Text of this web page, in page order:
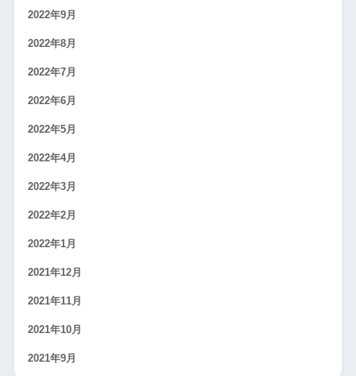
2022年9月
2022年8月
2022年7月
2022年6月
2022年5月
2022年4月
2022年3月
2022年2月
2022年1月
2021年12月
2021年11月
2021年10月
2021年9月